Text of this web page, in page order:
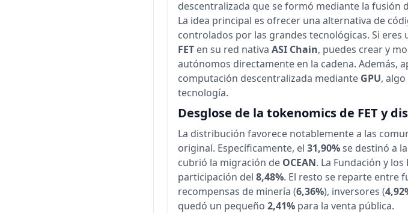
descentralizada que se formó mediante la fusión
La idea principal es ofrecer una alternativa de
controlados por las grandes tecnológicas. Si
FET en su red nativa ASI Chain, puedes crear y
autónomos directamente en la cadena. Además,
computación descentralizada mediante GPU,
tecnología.
Desglose de la tokenomics de FET y
La distribución favorece notablemente a las
original. Específicamente, el 31,90%se destinó a
cubrió la migración de OCEAN. La Fundación y
participación del 8,48%. El resto se reparte entre
recompensas de minería (6,36%), inversores (
quedó un pequeño 2,41% para la venta pública.